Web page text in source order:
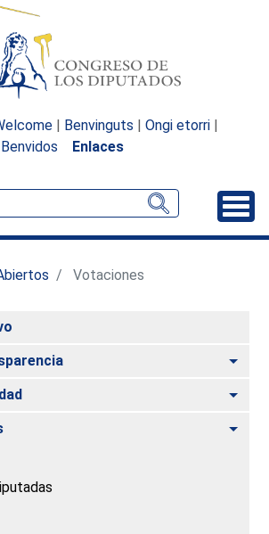
| Benvinguts | Ongi etorri |
Benvidos
Enlaces
Votaciones